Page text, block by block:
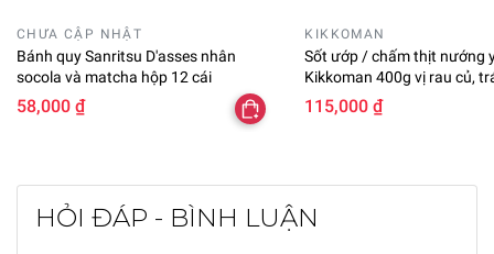
CHƯA CẬP NHẬT
Bánh quy Sanritsu D'asses nhân
socola và matcha hộp 12 cái
58,000 ₫
KIKKOMAN
Sốt ướp / chấm thịt nướng
Kikkoman 400g vị rau củ,
115,000 ₫
HỎI ĐÁP - BÌNH LUẬN